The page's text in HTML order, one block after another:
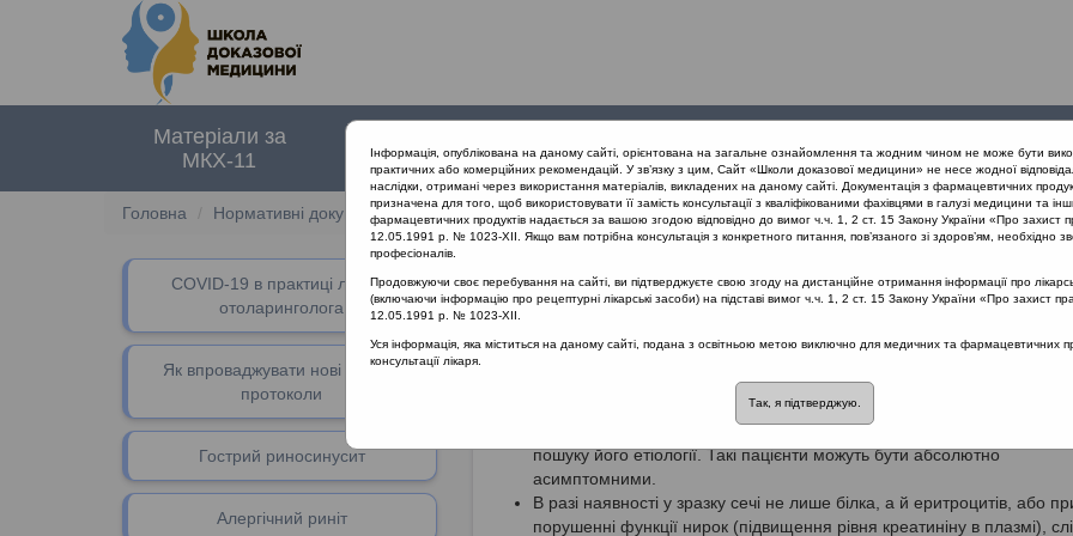
Матеріали за
МКХ-11
документи
заходи
проекту
Головна Нормативні документи Інфекції сечовивідних шляхів
СOVID-19 в практиці лікаря-
отоларинголога
Як впроваджувати нові клінічні
протоколи
Гострий риносинусит
Алергічний риніт
Настанови на засадах доказової медицини. Створені DUODECIM
Постійна протеїнурія
Вказує на той чи інший ступінь ураження нирок, і, як правило,
пошуку його етіології. Такі пацієнти можуть бути абсолютно
асимптомними.
В разі наявності у зразку сечі не лише білка, а й еритроцитів, або
порушенні функції нирок (підвищення рівня креатиніну в плазмі),
Інформація, опублікована на даному сайті, орієнтована на загальне ознайомлення та жодним чином не може бути
практичних або комерційних рекомендацій. У зв’язку з цим, Сайт «Школи доказової медицини» не несе жодної
наслідки, отримані через використання матеріалів, викладених на даному сайті. Документація з фармацевтичних
призначена для того, щоб використовувати її замість консультації з кваліфікованими фахівцями в галузі медицини та
фармацевтичних продуктів надається за вашою згодою відповідно до вимог ч.ч. 1, 2 ст. 15 Закону України «Про захист
12.05.1991 р. № 1023-XII. Якщо вам потрібна консультація з конкретного питання, пов’язаного зі здоров’ям, необхідно
професіоналів.
Продовжуючи своє перебування на сайті, ви підтверджуєте свою згоду на дистанційне отримання інформації про
(включаючи інформацію про рецептурні лікарські засоби) на підставі вимог ч.ч. 1, 2 ст. 15 Закону України «Про захист
12.05.1991 р. № 1023-XII.
Уся інформація, яка міститься на даному сайті, подана з освітньою метою виключно для медичних та фармацевтичних
консультації лікаря.
Так, я підтверджую.